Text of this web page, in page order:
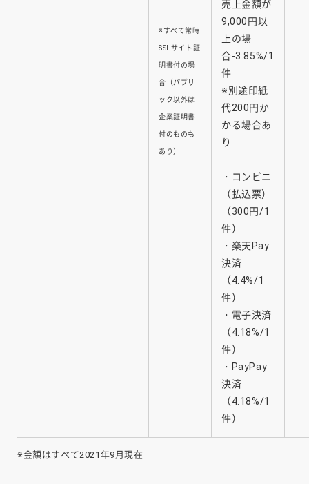
※すべて常時
SSLサイト証
明書付の場
合（パブリ
ック以外は
企業証明書
付のものも
あり）
売上金額が
9,000円以
上の場
合-3.85%/1
件
※別途印紙
代200円か
かる場合あ
り
・コンビニ
（払込票）
（300円/1
件）
・楽天Pay
決済
（4.4%/1
件）
・電子決済
（4.18%/1
件）
・PayPay
決済
（4.18%/1
件）
※金額はすべて2021年9月現在